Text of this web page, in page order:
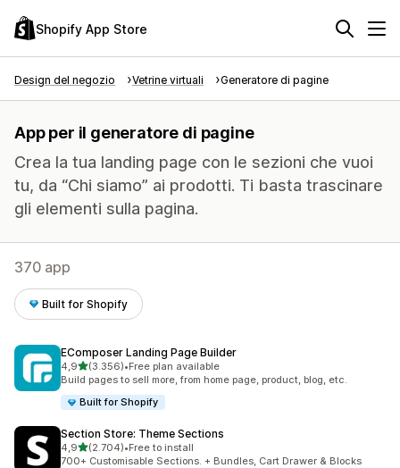
Shopify App Store
Design del negozio Vetrine virtuali Generatore di pagine
App per il generatore di pagine
Crea la tua landing page con le sezioni che vuoi
tu, da “Chi siamo” ai prodotti. Ti basta trascinare
gli elementi sulla pagina.
370 app
Built for Shopify
EComposer Landing Page Builder
4,9stelle su 5
(3.356)
3356 recensioni totali
•Free plan available
Build pages to sell more, from home page, product, blog, etc.
Built for Shopify
Section Store: Theme Sections
4,9stelle su 5
(2.704)
2704 recensioni totali
•Free to install
700+ Customisable Sections. + Bundles, Cart Drawer & Blocks